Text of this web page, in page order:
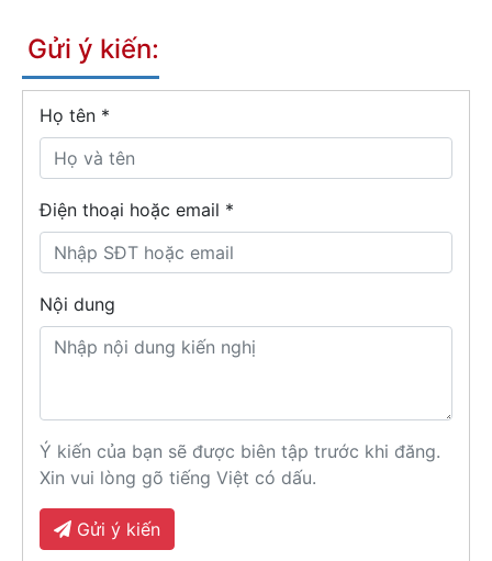
Gửi ý kiến:
Họ tên *
Điện thoại hoặc email *
Nội dung
Ý kiến của bạn sẽ được biên tập trước khi đăng.
Xin vui lòng gõ tiếng Việt có dấu.
Gửi ý kiến